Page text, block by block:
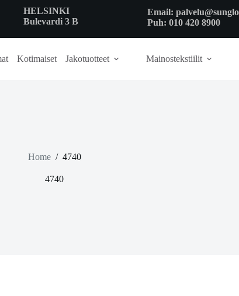
HELSINKI
Bulevardi 3 B
Email:
Puh: 010 420 8900
Kotimaiset Jakotuotteet Mainostekstiilit
Home / 4740
4740